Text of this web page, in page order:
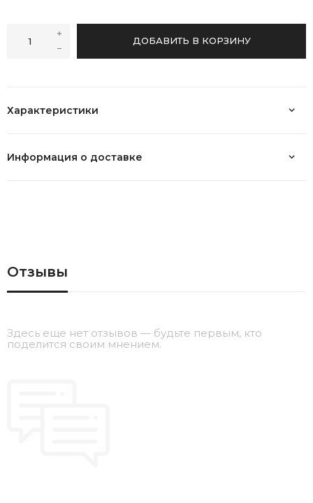
ДОБАВИТЬ В КОРЗИНУ
Характеристики
Информация о доставке
Отзывы
Здесь еще нет отзывов — будьте первым, кто
поделится своим мнением.